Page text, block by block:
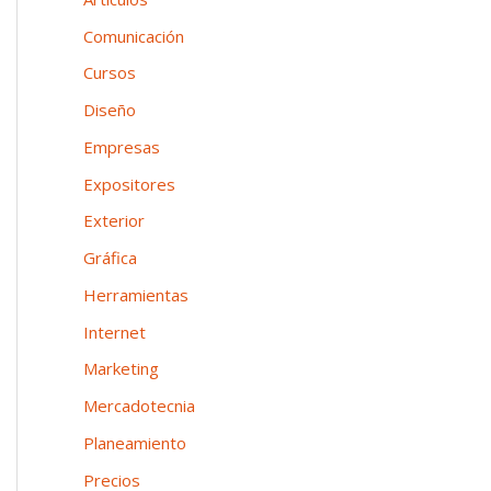
n
e
a
:
Comunicación
Cursos
Diseño
Empresas
Expositores
Exterior
Gráfica
Herramientas
Internet
Marketing
Mercadotecnia
Planeamiento
Precios